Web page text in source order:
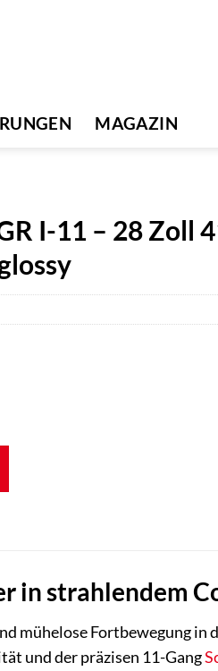
MAGAZIN
I-11 – 28 Zoll
in strahlendem
mühelose Fortbewegung in
und der präzisen 11-Gang